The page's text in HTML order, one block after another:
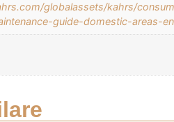
globalassets/kahrs/
guide-domestic-areas-